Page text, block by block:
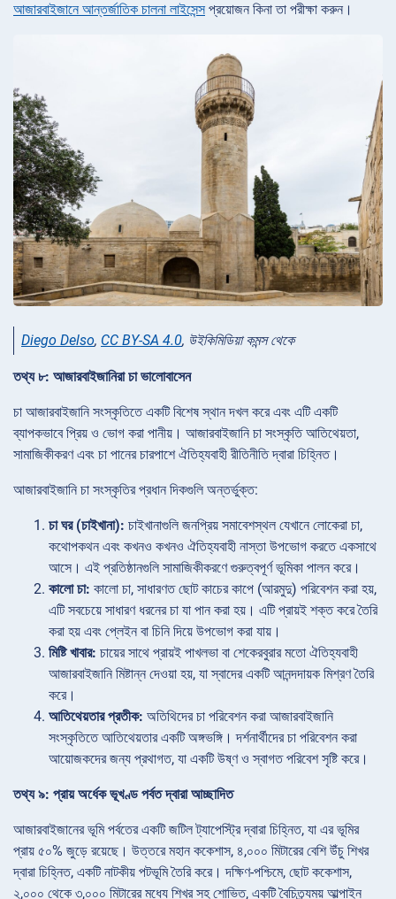
আজারবাইজানে আন্তর্জাতিক চালনা লাইসেন্সপ্রয়োজন কিনা তা পরীক্ষা করুন।
Diego Delso, CC BY-SA 4.0, উইকিমিডিয়া কমন্স থেকে
তথ্য ৮: আজারবাইজানিরা চা ভালোবাসেন
চা আজারবাইজানি সংস্কৃতিতে একটি বিশেষ স্থান দখল করে এবং এটি একটি
ব্যাপকভাবে প্রিয় ও ভোগ করা পানীয়। আজারবাইজানি চা সংস্কৃতি আতিথেয়তা,
সামাজিকীকরণ এবং চা পানের চারপাশে ঐতিহ্যবাহী রীতিনীতি দ্বারা চিহ্নিত।
আজারবাইজানি চা সংস্কৃতির প্রধান দিকগুলি অন্তর্ভুক্ত:
চা ঘর (চাইখানা): চাইখানাগুলি জনপ্রিয় সমাবেশস্থল যেখানে লোকেরা চা,
কথোপকথন এবং কখনও কখনও ঐতিহ্যবাহী নাস্তা উপভোগ করতে একসাথে
আসে। এই প্রতিষ্ঠানগুলি সামাজিকীকরণে গুরুত্বপূর্ণ ভূমিকা পালন করে।
কালো চা: কালো চা, সাধারণত ছোট কাচের কাপে (আরমুদু) পরিবেশন করা হয়,
এটি সবচেয়ে সাধারণ ধরনের চা যা পান করা হয়। এটি প্রায়ই শক্ত করে তৈরি
করা হয় এবং প্লেইন বা চিনি দিয়ে উপভোগ করা যায়।
মিষ্টি খাবার: চায়ের সাথে প্রায়ই পাখলভা বা শেকেরবুরার মতো ঐতিহ্যবাহী
আজারবাইজানি মিষ্টান্ন দেওয়া হয়, যা স্বাদের একটি আনন্দদায়ক মিশ্রণ তৈরি
করে।
আতিথেয়তার প্রতীক: অতিথিদের চা পরিবেশন করা আজারবাইজানি
সংস্কৃতিতে আতিথেয়তার একটি অঙ্গভঙ্গি। দর্শনার্থীদের চা পরিবেশন করা
আয়োজকদের জন্য প্রথাগত, যা একটি উষ্ণ ও স্বাগত পরিবেশ সৃষ্টি করে।
তথ্য ৯: প্রায় অর্ধেক ভূখণ্ড পর্বত দ্বারা আচ্ছাদিত
আজারবাইজানের ভূমি পর্বতের একটি জটিল ট্যাপেস্ট্রি দ্বারা চিহ্নিত, যা এর ভূমির
প্রায় ৫০% জুড়ে রয়েছে। উত্তরে মহান ককেশাস, ৪,০০০ মিটারের বেশি উঁচু শিখর
দ্বারা চিহ্নিত, একটি নাটকীয় পটভূমি তৈরি করে। দক্ষিণ-পশ্চিমে, ছোট ককেশাস,
২,০০০ থেকে ৩,০০০ মিটারের মধ্যে শিখর সহ শোভিত, একটি বৈচিত্র্যময় আল্পাইন